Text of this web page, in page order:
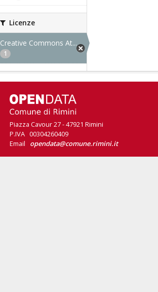
Licenze
Creative Commons At...
1
Piazza Cavour 27 - 47921 Rimini
P.IVA 00304260409
Email opendata@comune.rimini.it